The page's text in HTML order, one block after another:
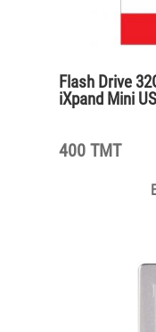
Flash Drive
iXpand Mini
400 TMT